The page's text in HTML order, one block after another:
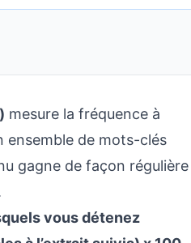
mesure la fréquence à
ensemble de mots-clés
gagne de façon régulière
vous détenez